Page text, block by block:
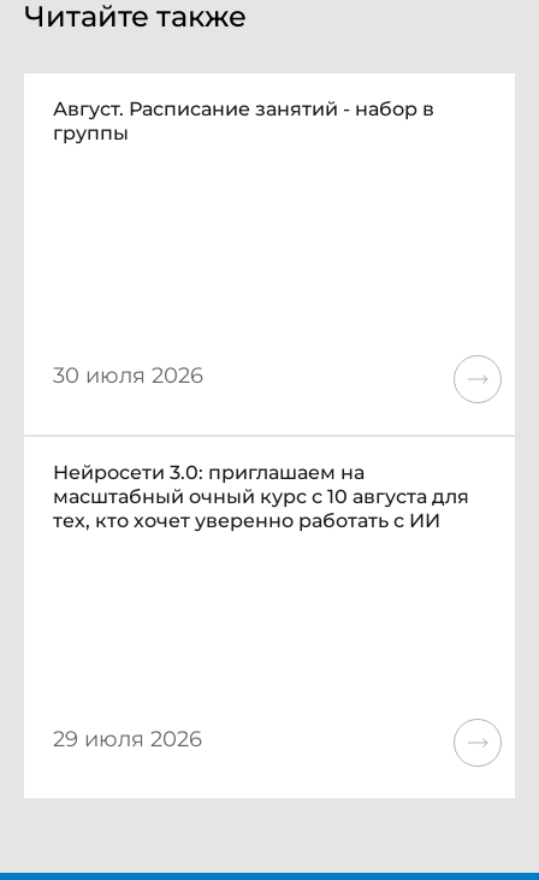
Читайте также
Август. Расписание занятий - набор в
группы
30 июля 2026
Нейросети 3.0: приглашаем на
масштабный очный курс с 10 августа для
тех, кто хочет уверенно работать с ИИ
29 июля 2026